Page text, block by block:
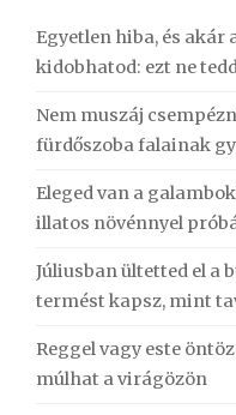
Egyetlen hiba, és
kidobhatod: ezt ne
Nem muszáj
fürdőszoba falainak
Eleged van a
illatos növénnyel
Júliusban ültetted el a
termést kapsz, mint
Reggel vagy este
múlhat a virágözön